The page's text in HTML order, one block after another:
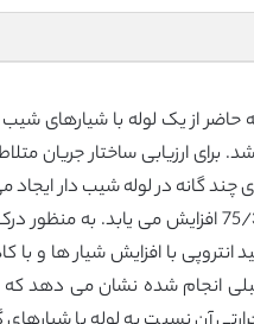
حاضر از یک لوله با شیارهای
برای ارزیابی ساختار جریان
02/1 تا 75/3 افزایش می یابد. به
انجام شده نشان می دهد که